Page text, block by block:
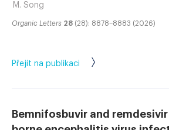
M. Song
Organic Letters 28 (28): 8878–8883 (2026)
Přejít na publikaci
Bemnifosbuvir and